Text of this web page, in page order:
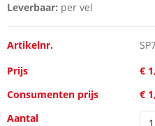
Leverbaar: per vel
Artikelnr.
Prijs
€
Consumenten prijs
€
Aantal